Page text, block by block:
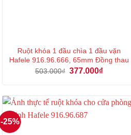
Ruột khóa 1 đầu chìa 1 đầu vặn
Hafele 916.96.666, 65mm Đồng thau
503.000₫ Giá
377.000₫Giá
377.000₫.
-25%